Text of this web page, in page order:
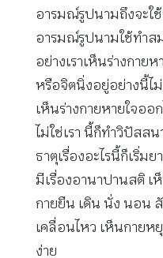
อารมณ์รูปนามถึงจะใ
อารมณ์รูปนามใช้ทำส
อย่างเราเห็นร่างกายห
หรือจิตนิ่งอยู่อย่างนี้ไ
เห็นร่างกายหายใจออก
ไม่ใช่เรา นี้ก็ทำวิปัสสน
ธาตุเรื่องอะไรนี้ก็เริ่ม
มีเรื่องอานาปานสติ เ
กายยืน เดิน นั่ง นอน
เคลื่อนไหว เห็นกายห
ง่าย